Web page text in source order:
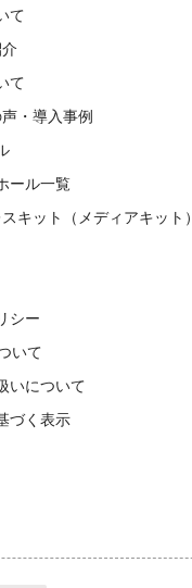
て
て
・導入事例
ール一覧
キット（メディアキット）
シー
いて
いについて
づく表示